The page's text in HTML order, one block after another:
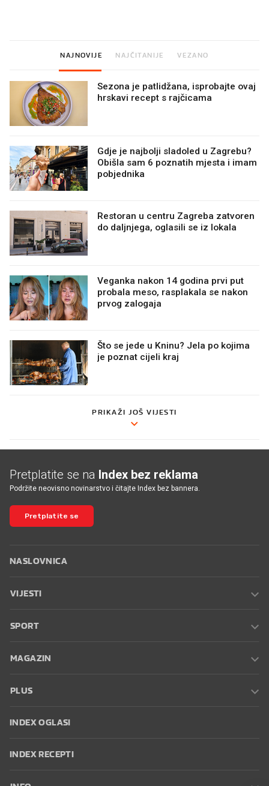
NAJNOVIJE NAJČITANIJE VEZANO
Sezona je patlidžana, isprobajte ovaj
hrskavi recept s rajčicama
Gdje je najbolji sladoled u Zagrebu?
Obišla sam 6 poznatih mjesta i imam
pobjednika
Restoran u centru Zagreba zatvoren
do daljnjega, oglasili se iz lokala
Veganka nakon 14 godina prvi put
probala meso, rasplakala se nakon
prvog zalogaja
Što se jede u Kninu? Jela po kojima
je poznat cijeli kraj
PRIKAŽI JOŠ VIJESTI
Pretplatite se na Index bez reklama
Podržite neovisno novinarstvo i čitajte Index bez bannera.
Pretplatite se
NASLOVNICA
VIJESTI
SPORT
MAGAZIN
PLUS
INDEX OGLASI
INDEX RECEPTI